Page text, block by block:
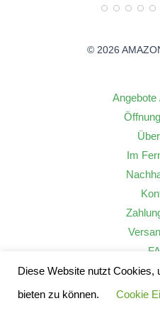
© 2026
Angebote
Im
Diese Website nutzt Cookies,
bieten zu können.
Cookie